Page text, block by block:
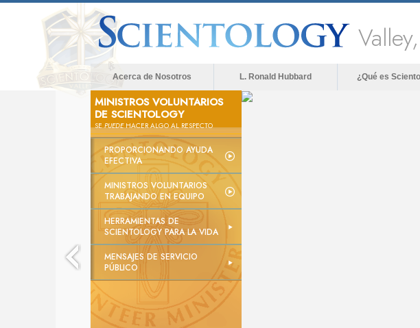
Acerca de Nosotros L. Ronald Hubbard ¿Qué es
MINISTROS VOLUNTARIOS
DE SCIENTOLOGY
SEPUEDEHACER ALGO AL RESPECTO
PROPORCIONANDO AYUDA
EFECTIVA
MINISTROS VOLUNTARIOS
TRABAJANDO EN EQUIPO
HERRAMIENTAS DE
SCIENTOLOGY PARA LA VIDA
MENSAJES DE SERVICIO
PÚBLICO
The media